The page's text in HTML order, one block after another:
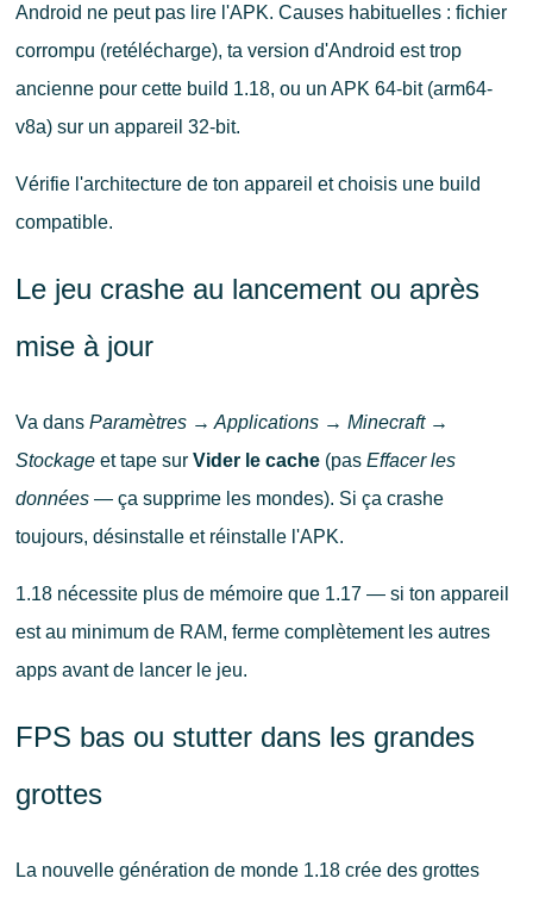
Android ne peut pas lire l'APK. Causes habituelles : fichier
corrompu (retélécharge), ta version d'Android est trop
ancienne pour cette build 1.18, ou un APK 64-bit (arm64-
v8a) sur un appareil 32-bit.
Vérifie l'architecture de ton appareil et choisis une build
compatible.
Le jeu crashe au lancement ou après
mise à jour
Va dans Paramètres → Applications → Minecraft →
Stockageet tape sur Vider le cache(pas Effacer les
données— ça supprime les mondes). Si ça crashe
toujours, désinstalle et réinstalle l'APK.
1.18 nécessite plus de mémoire que 1.17 — si ton appareil
est au minimum de RAM, ferme complètement les autres
apps avant de lancer le jeu.
FPS bas ou stutter dans les grandes
grottes
La nouvelle génération de monde 1.18 crée des grottes